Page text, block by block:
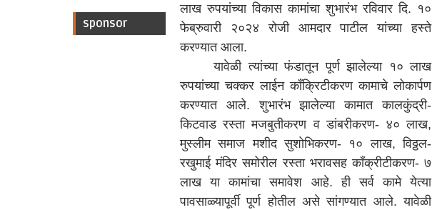
sponsor
लाख रुपयांच्या विकास कामांचा शुभारंभ रविवार दि. १०
फेब्रुवारी २०२४ रोजी आमदार पाटील यांच्या हस्ते
करण्यात आला.
यावेळी त्यांच्या फंडातून पूर्ण झालेल्या १० लाख
रुपयांच्या चक्कर लाईन काँक्रिटीकरण कामाचे लोकार्पण
करण्यात आले. शुभारंभ झालेल्या कामात कालकुंद्री-
किटवाड रस्ता मजबुतीकरण व डांबरीकरण- ४० लाख,
मुस्लीम समाज मशीद सुशोभिकरण- १० लाख, विठ्ठल-
रखुमाई मंदिर समोरील रस्ता भरावसह कॉंक्रीटीकरण- ७
लाख या कामांचा समावेश आहे. ही सर्व कामे येत्या
पावसाळ्यापूर्वी पूर्ण होतील असे सांगण्यात आले. यावेळी